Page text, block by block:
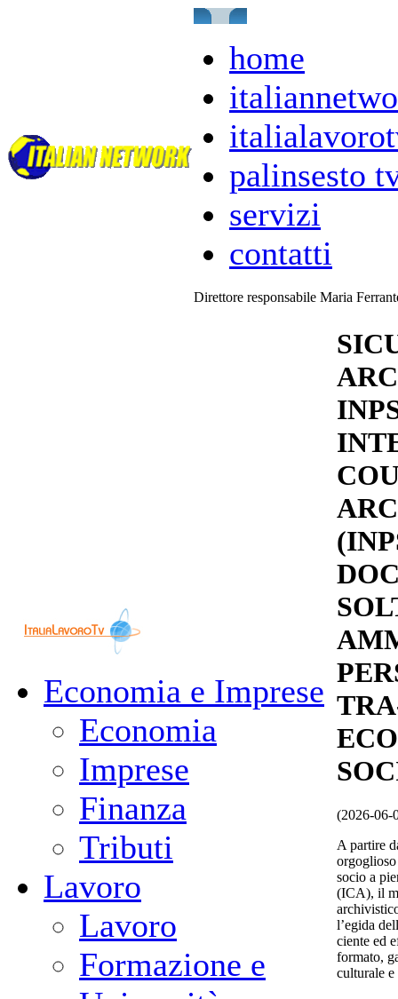
home
palinsesto
servizi
contatti
Direttore responsabile Maria
Economia e Imprese
Economia
Imprese
Finanza
Tributi
Lavoro
Lavoro
Formazione e
(2026-06-
A partire
socio a
(ICA), il
l’egida
ciente ed
formato,
culturale